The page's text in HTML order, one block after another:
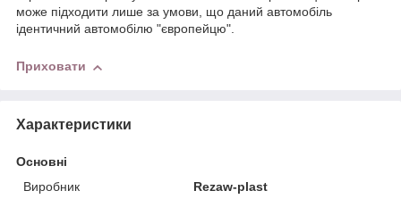
може підходити лише за умови, що даний автомобіль
ідентичний автомобілю "європейцю".
Приховати
Характеристики
Основні
Виробник
Rezaw-plast